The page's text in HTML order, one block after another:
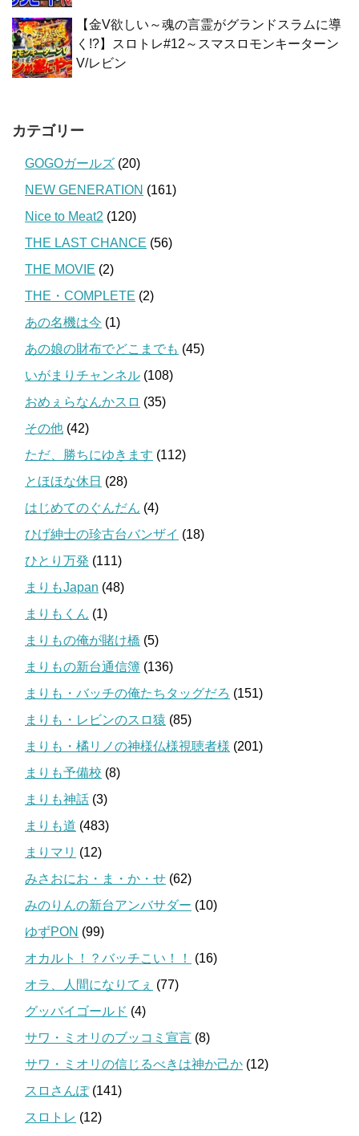
【金V欲しい～魂の言霊がグランドスラムに導
く!?】スロトレ#12～スマスロモンキーターン
V/レビン
カテゴリー
GOGOガールズ (20)
NEW GENERATION (161)
Nice to Meat2 (120)
THE LAST CHANCE (56)
THE MOVIE (2)
THE・COMPLETE (2)
あの名機は今 (1)
あの娘の財布でどこまでも (45)
いがまりチャンネル (108)
おめぇらなんかスロ (35)
その他 (42)
ただ、勝ちにゆきます (112)
とほほな休日 (28)
はじめてのぐんだん (4)
ひげ紳士の珍古台バンザイ (18)
ひとり万発 (111)
まりもJapan (48)
まりもくん (1)
まりもの俺が賭け橋 (5)
まりもの新台通信簿 (136)
まりも・バッチの俺たちタッグだろ (151)
まりも・レビンのスロ猿 (85)
まりも・橘リノの神様仏様視聴者様 (201)
まりも予備校 (8)
まりも神話 (3)
まりも道 (483)
まりマリ (12)
みさおにお・ま・か・せ (62)
みのりんの新台アンバサダー (10)
ゆずPON (99)
オカルト！？バッチこい！！
(16)
オラ、人間になりてぇ (77)
グッバイゴールド (4)
サワ・ミオリのブッコミ宣言 (8)
サワ・ミオリの信じるべきは神か己か (12)
スロさんぽ(141)
スロトレ (12)